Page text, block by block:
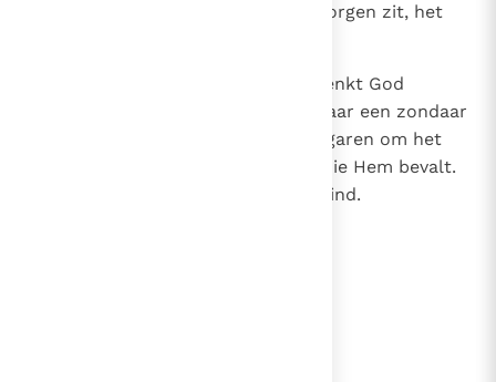
Of je het nu goed hebt of in de zorgen zit, het
Aan iemand die Hem bevalt, schenkt God
wijsheid, kennis en blijdschap. Maar een zondaar
laat Hij moeizaam sparen en vergaren om het
dan over te dragen aan iemand die Hem bevalt.
Ook dat is ijdel en grijpen naar wind.